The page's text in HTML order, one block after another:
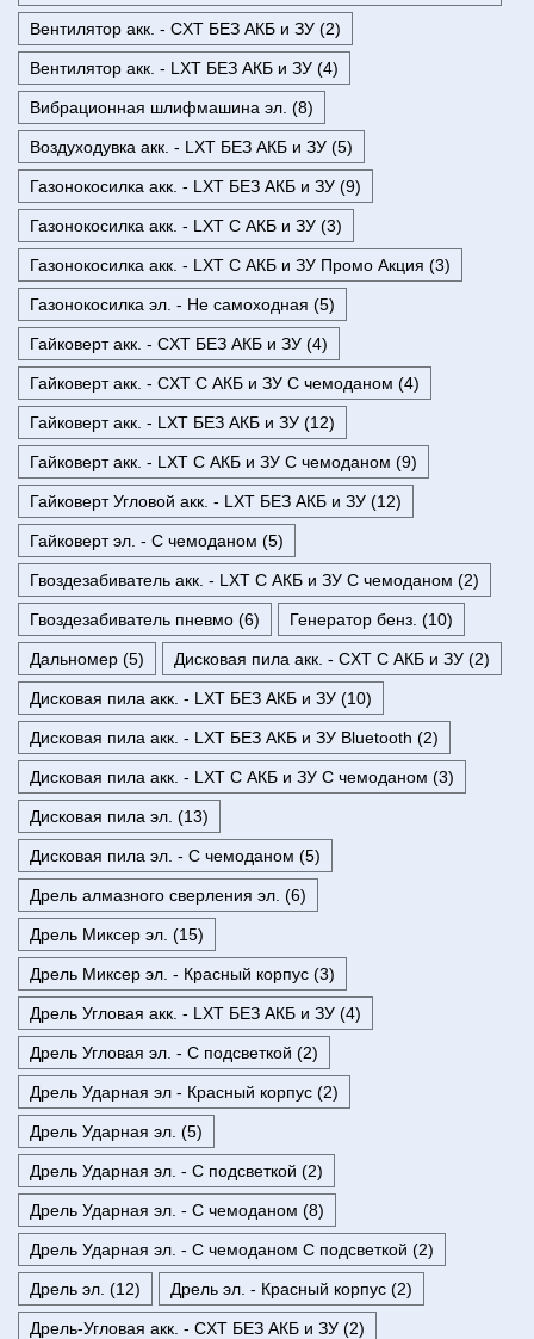
Вентилятор акк. - CXT БЕЗ АКБ и ЗУ (2)
Вентилятор акк. - LXT БЕЗ АКБ и ЗУ (4)
Вибрационная шлифмашина эл. (8)
Воздуходувка акк. - LXT БЕЗ АКБ и ЗУ (5)
Газонокосилка акк. - LXT БЕЗ АКБ и ЗУ (9)
Газонокосилка акк. - LXT С АКБ и ЗУ (3)
Газонокосилка акк. - LXT С АКБ и ЗУ Промо Акция (3)
Газонокосилка эл. - Не самоходная (5)
Гайковерт акк. - CXT БЕЗ АКБ и ЗУ (4)
Гайковерт акк. - CXT С АКБ и ЗУ С чемоданом (4)
Гайковерт акк. - LXT БЕЗ АКБ и ЗУ (12)
Гайковерт акк. - LXT С АКБ и ЗУ С чемоданом (9)
Гайковерт Угловой акк. - LXT БЕЗ АКБ и ЗУ (12)
Гайковерт эл. - С чемоданом (5)
Гвоздезабиватель акк. - LXT С АКБ и ЗУ С чемоданом (2)
Гвоздезабиватель пневмо (6) Генератор бенз. (10)
Дальномер (5) Дисковая пила акк. - CXT С АКБ и ЗУ (2)
Дисковая пила акк. - LXT БЕЗ АКБ и ЗУ (10)
Дисковая пила акк. - LXT БЕЗ АКБ и ЗУ Bluetooth (2)
Дисковая пила акк. - LXT С АКБ и ЗУ С чемоданом (3)
Дисковая пила эл. (13)
Дисковая пила эл. - С чемоданом (5)
Дрель алмазного сверления эл. (6)
Дрель Миксер эл. (15)
Дрель Миксер эл. - Красный корпус (3)
Дрель Угловая акк. - LXT БЕЗ АКБ и ЗУ (4)
Дрель Угловая эл. - С подсветкой (2)
Дрель Ударная эл - Красный корпус (2)
Дрель Ударная эл. (5)
Дрель Ударная эл. - С подсветкой (2)
Дрель Ударная эл. - С чемоданом (8)
Дрель Ударная эл. - С чемоданом С подсветкой (2)
Дрель эл. (12) Дрель эл. - Красный корпус (2)
Дрель-Угловая акк. - CXT БЕЗ АКБ и ЗУ (2)